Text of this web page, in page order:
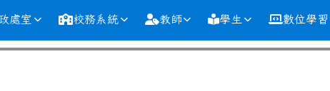
處室 校務系統 教師 學生 數位學習